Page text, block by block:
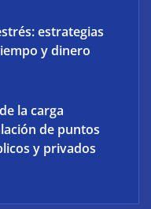
para adaptar la
del estudiante
estrategias
y dinero
la carga
de puntos
y privados